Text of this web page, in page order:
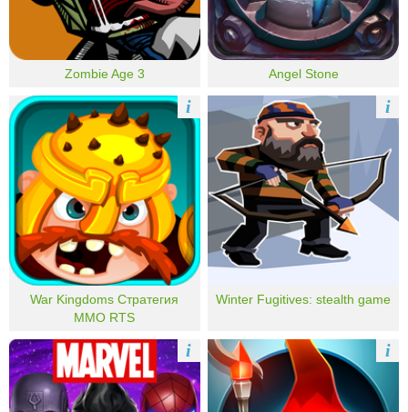
Zombie Age 3 Angel Stone
War Kingdoms Стратегия
MMO RTS
i
Winter Fugitives: stealth game
i
i i